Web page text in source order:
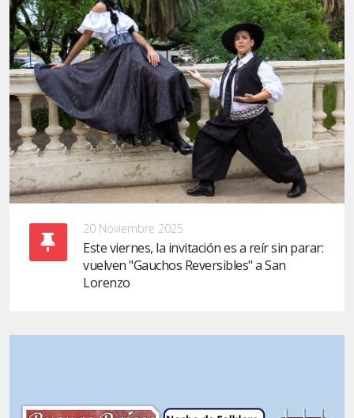
20 Noviembre 2025
Este viernes, la invitación es a reír sin parar:
vuelven "Gauchos Reversibles" a San
Lorenzo